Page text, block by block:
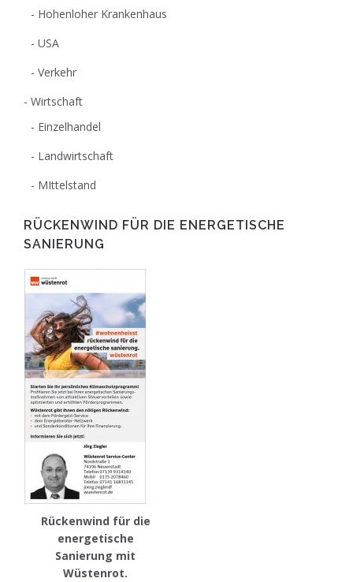
Hohenloher Krankenhaus
USA
Verkehr
Wirtschaft
Einzelhandel
Landwirtschaft
MIttelstand
RÜCKENWIND FÜR DIE ENERGETISCHE
SANIERUNG
Rückenwind für die
energetische
Sanierung mit
Wüstenrot.